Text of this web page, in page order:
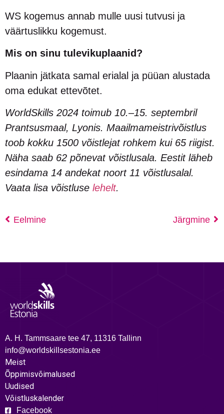
WS kogemus annab mulle uusi tutvusi ja
väärtuslikku kogemust.
Mis on sinu tulevikuplaanid?
Plaanin jätkata samal erialal ja püüan alustada
oma edukat ettevõtet.
WorldSkills 2024 toimub 10.–15. septembril
Prantsusmaal, Lyonis. Maailmameistrivõistlus
toob kokku 1500 võistlejat rohkem kui 65 riigist.
Näha saab 62 põnevat võistlusala. Eestit läheb
esindama 14 andekat noort 11 võistlusalal.
Vaata lisa võistluse lehelt.
Eelmine Järgmine
A. H. Tammsaare tee 47, 11316 Tallinn
info@worldskillsestonia.ee
Meist
Õppimisvõimalused
Uudised
Võistluskalender
Facebook